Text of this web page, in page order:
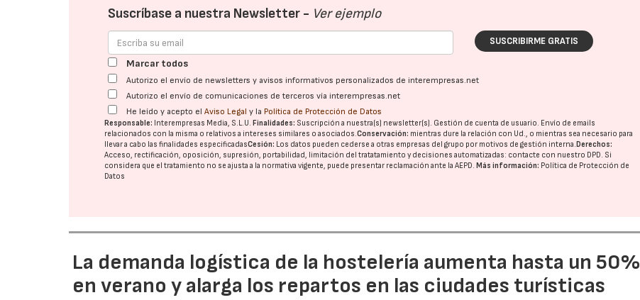
Suscríbase a nuestra Newsletter - Ver ejemplo
SUSCRIBIRME GRATIS
Marcar todos
Autorizo el envío de newsletters y avisos informativos personalizados de interempresas.net
Autorizo el envío de comunicaciones de terceros vía interempresas.net
He leído y acepto elAviso Legal y la Política de Protección de Datos
Responsable: Interempresas Media, S.L.U. Finalidades: Suscripción a nuestra(s) newsletter(s). Gestión de cuenta de usuario. Envío de emails
relacionados con la misma o relativos a intereses similares o asociados.Conservación: mientras dure la relación con Ud., o mientras sea necesario para
llevar a cabo las finalidades especificadasCesión: Los datos pueden cederse a otras empresas del grupo por motivos de gestión interna. Derechos:
Acceso, rectificación, oposición, supresión, portabilidad, limitación del tratatamiento y decisiones automatizadas: contacte con nuestro DPD. Si
considera que el tratamiento no se ajusta a la normativa vigente, puede presentar reclamación ante laAEPD. Más información: Política de Protección de
Datos
La demanda logística de la hostelería aumenta hasta un 50%
en verano y alarga los repartos en las ciudades turísticas